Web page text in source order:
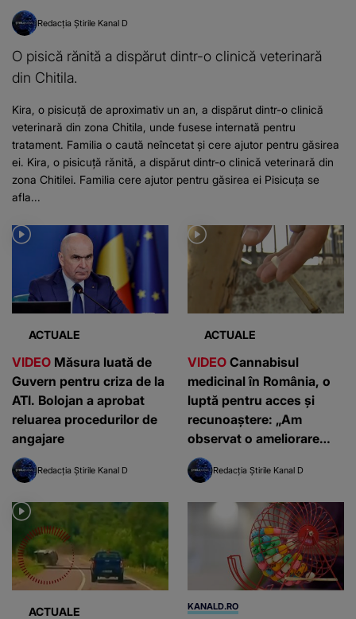
Redacția Știrile Kanal D
O pisică rănită a dispărut dintr-o clinică veterinară
din Chitila.
Kira, o pisicuță de aproximativ un an, a dispărut dintr-o clinică
veterinară din zona Chitila, unde fusese internată pentru
tratament. Familia o caută neîncetat și cere ajutor pentru găsirea
ei. Kira, o pisicuță rănită, a dispărut dintr-o clinică veterinară din
zona Chitilei. Familia cere ajutor pentru găsirea ei Pisicuța se
afla...
ACTUALE
VIDEO Măsura luată de
Guvern pentru criza de la
ATI. Bolojan a aprobat
reluarea procedurilor de
angajare
Redacția Știrile Kanal D
ACTUALE
VIDEO Cannabisul
medicinal în România, o
luptă pentru acces și
recunoaștere: „Am
observat o ameliorare
semnificativă”
Redacția Știrile Kanal D
ACTUALE KANALD.RO